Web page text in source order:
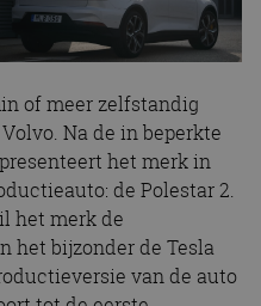
of meer zelfstandig
Na de in beperkte
het merk in
de Polestar 2.
het merk de
het bijzonder de Tesla
van de auto